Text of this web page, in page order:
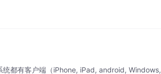
都有客户端（iPhone, iPad, android, Windows,